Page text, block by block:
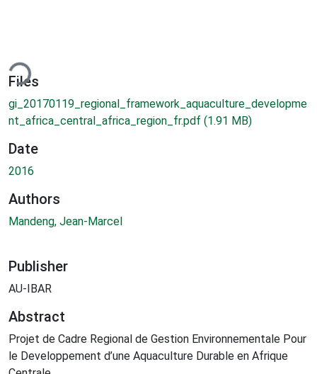
Files
gi_20170119_regional_framework_aquaculture_developme
nt_africa_central_africa_region_fr.pdf (1.91 MB)
Date
2016
Authors
Mandeng, Jean-Marcel
Publisher
AU-IBAR
Abstract
Projet de Cadre Regional de Gestion Environnementale Pour
le Developpement d’une Aquaculture Durable en Afrique